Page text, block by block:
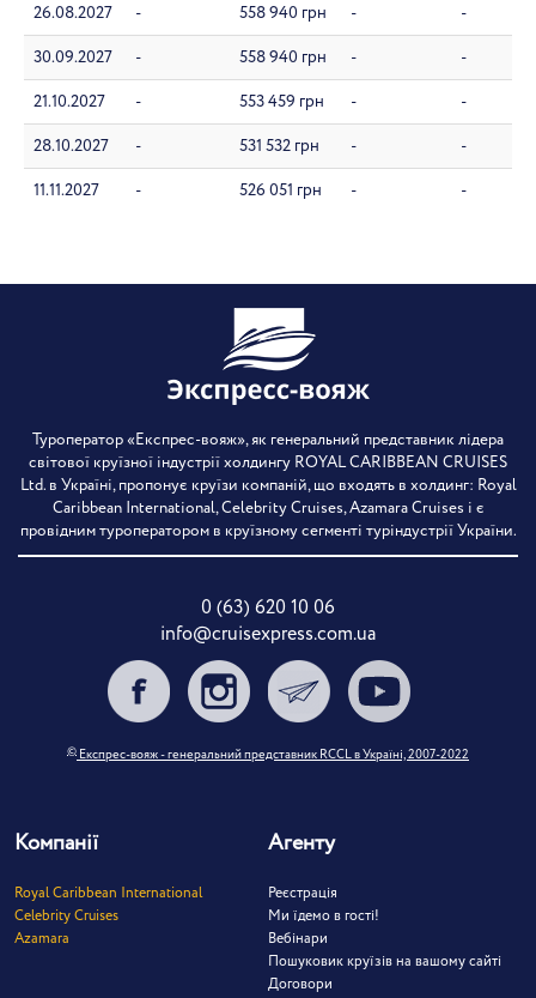
26.08.2027
- 558 940 грн -
-
30.09.2027
- 558 940 грн -
-
21.10.2027
- 553 459 грн -
-
28.10.2027
- 531 532 грн -
-
11.11.2027
- 526 051 грн - -
Туроператор «Експрес-вояж», як генеральний представник лідера
світової круїзної індустрії холдингу ROYAL CARIBBEAN CRUISES
Ltd. в Україні, пропонує круїзи компаній, що входять в холдинг: Royal
Caribbean International, Celebrity Cruises, Azamara Cruises і є
провідним туроператором в круїзному сегменті туріндустрії України.
0 (63) 620 10 06
info@cruisexpress.com.ua
© Експрес-вояж - генеральний представник RCCL в Україні, 2007-2022
Компанії
Royal Caribbean International
Celebrity Cruises
Azamara
Агенту
Реєстрація
Ми їдемо в гості!
Вебінари
Пошуковик круїзів на вашому сайті
Договори